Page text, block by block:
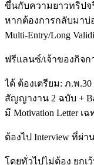
ขึ้นกับความยาวทริปจ
หากต้องการกลับมาบ่
Multi-Entry/Long
ฟรีแลนซ์/เจ้าของกิจก
ได้ ต้องเตรียม: ภ.พ
สัญญางาน 2 ฉบับ +
มี Motivation Letter
ต้องไป Interview ที่ผ่า
โดยทั่วไปไม่ต้อง ยกเ